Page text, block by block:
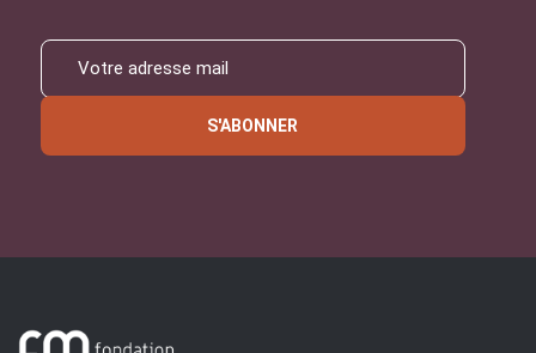
S'ABONNER